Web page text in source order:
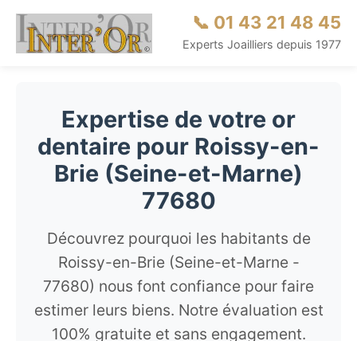
📞 01 43 21 48 45
Experts Joailliers depuis 1977
Expertise de votre or
dentaire pour Roissy-en-
Brie (Seine-et-Marne)
77680
Découvrez pourquoi les habitants de
Roissy-en-Brie (Seine-et-Marne -
77680) nous font confiance pour faire
estimer leurs biens. Notre évaluation est
100% gratuite et sans engagement.